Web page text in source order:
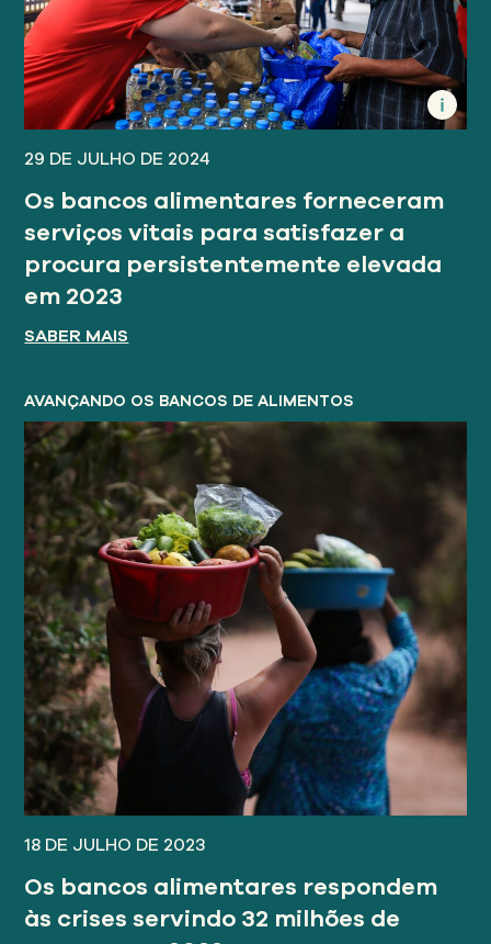
29 DE JULHO DE 2024
Os bancos alimentares forneceram
serviços vitais para satisfazer a
procura persistentemente elevada
em 2023
SABER MAIS
AVANÇANDO OS BANCOS DE ALIMENTOS
18 DE JULHO DE 2023
Os bancos alimentares respondem
às crises servindo 32 milhões de